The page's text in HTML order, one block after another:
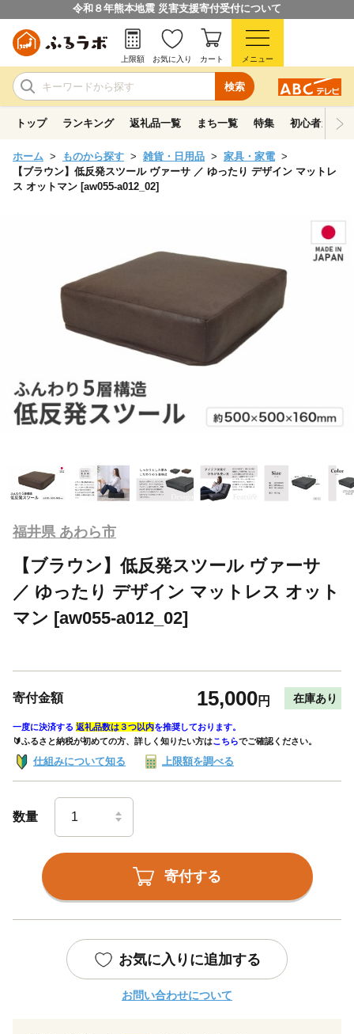
令和８年熊本地震 災害支援寄付受付について
検索
上限額 お気に入り カート メニュー
トップ ランキング 返礼品一覧 まち一覧 特集 初心者ガイド
ホーム ものから探す 雑貨・日用品
家具・家電
【ブラウン】低反発スツール ヴァーサ ／ ゆったり デザイン マットレ
ス オットマン [aw055-a012_02]
福井県 あわら市
【ブラウン】低反発スツール ヴァーサ
／ ゆったり デザイン マットレス オット
マン [aw055-a012_02]
寄付金額 15,000円 在庫あり
一度に決済する 返礼品数は３つ以内を推奨しております。
🔰ふるさと納税が初めての方、詳しく知りたい方はこちらでご確認ください。
仕組みについて知る 上限額を調べる
数量
寄付する
お気に入りに追加する
お問い合わせについて